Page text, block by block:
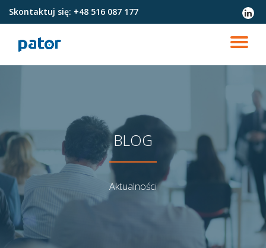
Skontaktuj się: +48 516 087 177
fa-
BLOG
Aktualności